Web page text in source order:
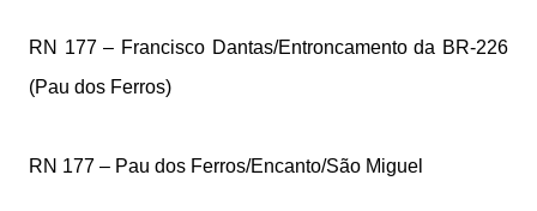
RN 177 – Francisco Dantas/Entroncamento da BR-226
(Pau dos Ferros)
RN 177 – Pau dos Ferros/Encanto/São Miguel